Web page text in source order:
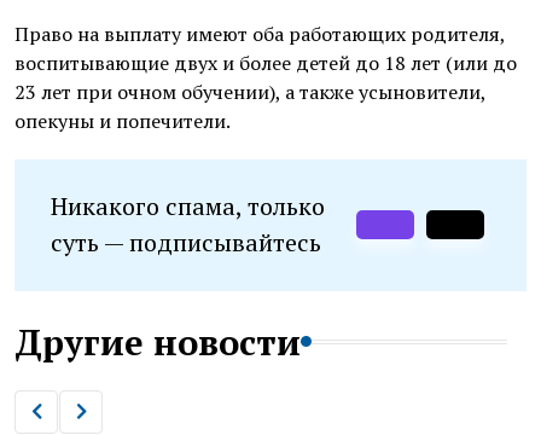
Право на выплату имеют оба работающих родителя,
воспитывающие двух и более детей до 18 лет (или до
23 лет при очном обучении), а также усыновители,
опекуны и попечители.
Никакого спама, только
суть — подписывайтесь
Другие новости